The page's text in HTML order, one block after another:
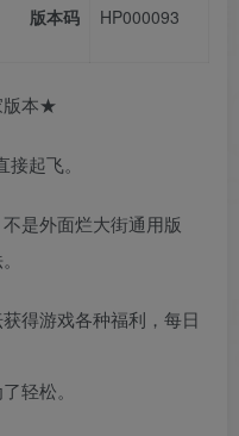
版本码 HP000093
版本★
起飞。
是外面烂大街通用版
得游戏各种福利，每日
轻松。